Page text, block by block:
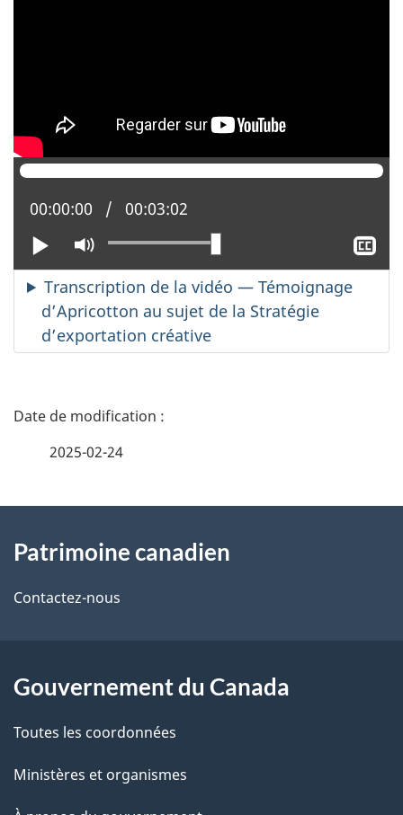
Lire
Activer
le
mode
muet
Position actuelle :
00:00:00 Temps total :
00:03:02
le
Transcription de la vidéo — Témoignage
d’Apricotton au sujet de la Stratégie
d’exportation créative
D
i
l
d
e
2025-02-24
propos
de
site
Patrimoine canadien
Contactez-nous
Gouvernement du Canada
Toutes les coordonnées
Ministères et organismes